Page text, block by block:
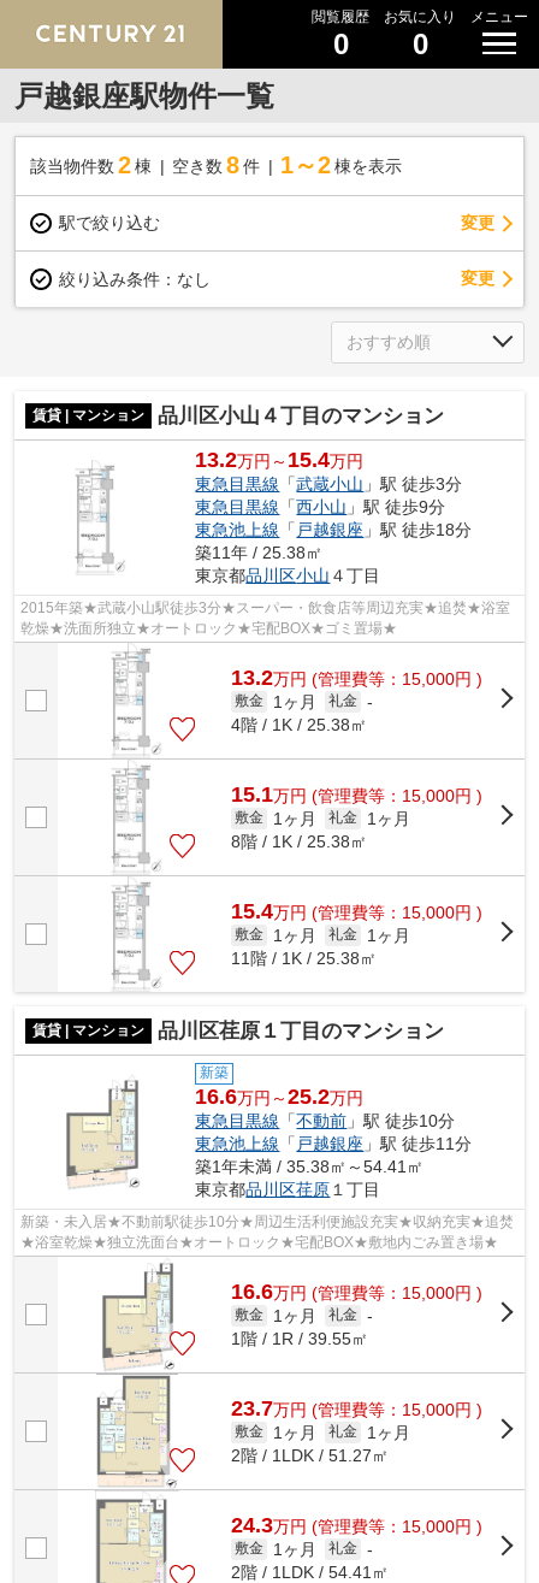
閲覧履歴
0
お気に入り
0
メニュー
戸越銀座駅物件一覧
該当物件数 2棟 空き数 8 件 1～2 棟を表示
駅で絞り込む 変更
絞り込み条件： なし 変更
賃貸 | マンション 品川区小山４丁目のマンション
13.2万円～ 15.4万円
東急目黒線 「武蔵小山 」駅 徒歩3分
東急目黒線 「西小山 」駅 徒歩9分
東急池上線 「 戸越銀座 」駅 徒歩18分
築11年 / 25.38㎡
東京都品川区小山 ４丁目
2015年築★武蔵小山駅徒歩3分★スーパー・飲食店等周辺充実★追焚★浴室
乾燥★洗面所独立★オートロック★宅配BOX★ゴミ置場★
13.2万円 (管理費等：15,000円 )
敷金 1ヶ月 礼金 -
4階 / 1K / 25.38㎡
15.1万円 (管理費等：15,000円 )
敷金 1ヶ月 礼金
1ヶ月
8階 / 1K / 25.38㎡
15.4万円 (管理費等：15,000円 )
敷金 1ヶ月 礼金
1ヶ月
11階 / 1K / 25.38㎡
賃貸 | マンション 品川区荏原１丁目のマンション
新築
16.6万円～25.2万円
東急目黒線 「不動前 」駅 徒歩10分
東急池上線 「 戸越銀座 」駅 徒歩11分
築1年未満 / 35.38㎡～54.41㎡
東京都品川区荏原 １丁目
新築・未入居★不動前駅徒歩10分★周辺生活利便施設充実★収納充実★追焚
★浴室乾燥★独立洗面台★オートロック★宅配BOX★敷地内ごみ置き場★
16.6万円 (管理費等：15,000円 )
敷金 1ヶ月 礼金 -
1階 / 1R / 39.55㎡
23.7万円 (管理費等：15,000円 )
敷金 1ヶ月 礼金
1ヶ月
2階 / 1LDK / 51.27㎡
24.3万円 (管理費等：15,000円 )
敷金 1ヶ月 礼金 -
2階 / 1LDK / 54.41㎡